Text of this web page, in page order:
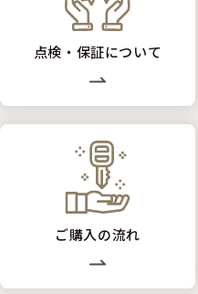
点検・保証について
ご購入の流れ